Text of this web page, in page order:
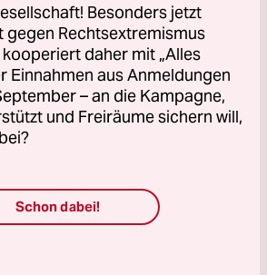
haben
Aber
Besonders jetzt
gegen Rechtsextremismus
daher mit „Alles
Einnahmen aus Anmeldungen
– an die Kampagne,
und Freiräume sichern will,
Schon dabei!